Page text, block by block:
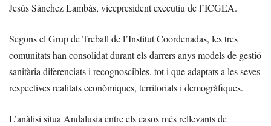
Jesús Sánchez Lambás, vicepresident executiu de l’ICGEA.
Segons el Grup de Treball de l’Institut Coordenadas, les tres
comunitats han consolidat durant els darrers anys models de gestió
sanitària diferenciats i recognoscibles, tot i que adaptats a les seves
respectives realitats econòmiques, territorials i demogràfiques.
L’anàlisi situa Andalusia entre els casos més rellevants de